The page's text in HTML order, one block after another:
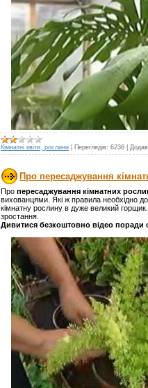
Кімнатні квіти, рослини Переглядів: 6236
Про пересаджування
Про пересаджування кімнатних
вихованцями. Які ж правила необхідно
кімнатну рослину в дуже великий
зростання.
Дивитися безкоштовно відео поради